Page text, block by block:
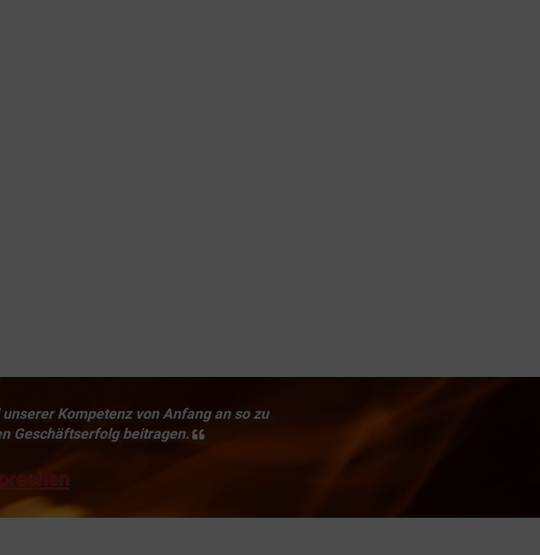
Kompetenz von Anfang an so zu
Geschäftserfolg beitragen.